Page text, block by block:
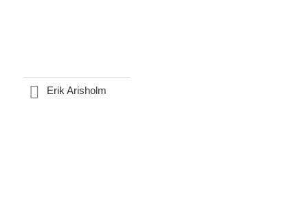
Erik Arisholm